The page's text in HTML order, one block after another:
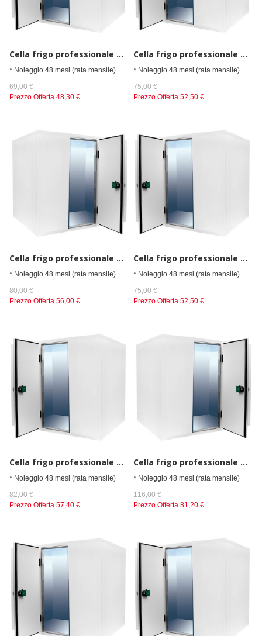
Cella frigo professionale da spessore 80 mm, senza gruppo refrigerante h=2010 mm, 1500x1800 mm
* Noleggio 48 mesi (rata mensile)
69,00 €
Prezzo Offerta 48,30 €
Cella frigo professionale da spessore 80 mm, senza gruppo refrigerante h=2010 mm, 1500x2100 mm
* Noleggio 48 mesi (rata mensile)
75,00 €
Prezzo Offerta 52,50 €
Cella frigo professionale da spessore 80 mm, senza gruppo refrigerante h=2010 mm, 1500x2400 mm
* Noleggio 48 mesi (rata mensile)
80,00 €
Prezzo Offerta 56,00 €
Cella frigo professionale da spessore 80 mm, senza gruppo refrigerante h=2010 mm, 1800x1800 mm
* Noleggio 48 mesi (rata mensile)
75,00 €
Prezzo Offerta 52,50 €
Cella frigo professionale da spessore 80 mm, senza gruppo refrigerante h=2010 mm, 1800x2100 mm
* Noleggio 48 mesi (rata mensile)
82,00 €
Prezzo Offerta 57,40 €
Cella frigo professionale da spessore 80 mm, senza gruppo refrigerante h=2010 mm, 2100x2700 mm
* Noleggio 48 mesi (rata mensile)
116,00 €
Prezzo Offerta 81,20 €